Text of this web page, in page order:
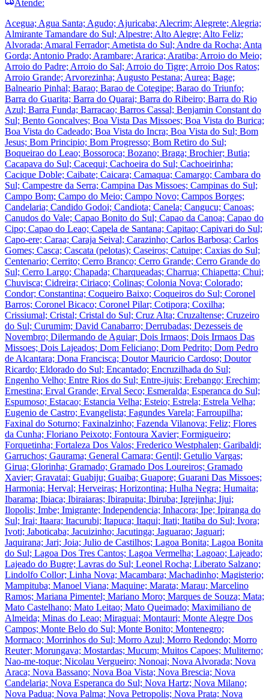
Atende:
Acegua; Agua Santa; Agudo; Ajuricaba; Alecrim; Alegrete; Alegria;
Almirante Tamandare do Sul; Alpestre; Alto Alegre; Alto Feliz;
Alvorada; Amaral Ferrador; Ametista do Sul; Andre da Rocha; Anta
Gorda; Antonio Prado; Arambare; Ararica; Aratiba; Arroio do Meio;
Arroio do Padre; Arroio do Sal; Arroio do Tigre; Arroio Dos Ratos;
Arroio Grande; Arvorezinha; Augusto Pestana; Aurea; Bage;
Balneario Pinhal; Barao; Barao de Cotegipe; Barao do Triunfo;
Barra do Guarita; Barra do Quarai; Barra do Ribeiro; Barra do Rio
Azul; Barra Funda; Barracao; Barros Cassal; Benjamin Constant do
Sul; Bento Goncalves; Boa Vista Das Missoes; Boa Vista do Burica;
Boa Vista do Cadeado; Boa Vista do Incra; Boa Vista do Sul; Bom
Jesus; Bom Principio; Bom Progresso; Bom Retiro do Sul;
Boqueirao do Leao; Bossoroca; Bozano; Braga; Brochier; Butia;
Cacapava do Sul; Cacequi; Cachoeira do Sul; Cachoeirinha;
Cacique Doble; Caibate; Caicara; Camaqua; Camargo; Cambara do
Sul; Campestre da Serra; Campina Das Missoes; Campinas do Sul;
Campo Bom; Campo do Meio; Campo Novo; Campos Borges;
Candelaria; Candido Godoi; Candiota; Canela; Cangucu; Canoas;
Canudos do Vale; Capao Bonito do Sul; Capao da Canoa; Capao do
Cipo; Capao do Leao; Capela de Santana; Capitao; Capivari do Sul;
Capo-ere; Caraa; Caraja Seival; Carazinho; Carlos Barbosa; Carlos
Gomes; Casca; Cascata (pelotas); Caseiros; Catuipe; Caxias do Sul;
Centenario; Cerrito; Cerro Branco; Cerro Grande; Cerro Grande do
Sul; Cerro Largo; Chapada; Charqueadas; Charrua; Chiapetta; Chui;
Chuvisca; Cidreira; Ciriaco; Colinas; Colonia Nova; Colorado;
Condor; Constantina; Coqueiro Baixo; Coqueiros do Sul; Coronel
Barros; Coronel Bicaco; Coronel Pilar; Cotipora; Coxilha;
Crissiumal; Cristal; Cristal do Sul; Cruz Alta; Cruzaltense; Cruzeiro
do Sul; Curumim; David Canabarro; Derrubadas; Dezesseis de
Novembro; Dilermando de Aguiar; Dois Irmaos; Dois Irmaos Das
Missoes; Dois Lajeados; Dom Feliciano; Dom Pedrito; Dom Pedro
de Alcantara; Dona Francisca; Doutor Mauricio Cardoso; Doutor
Ricardo; Eldorado do Sul; Encantado; Encruzilhada do Sul;
Engenho Velho; Entre Rios do Sul; Entre-ijuis; Erebango; Erechim;
Ernestina; Erval Grande; Erval Seco; Esmeralda; Esperanca do Sul;
Espumoso; Estacao; Estancia Velha; Esteio; Estrela; Estrela Velha;
Eugenio de Castro; Evangelista; Fagundes Varela; Farroupilha;
Faxinal do Soturno; Faxinalzinho; Fazenda Vilanova; Feliz; Flores
da Cunha; Floriano Peixoto; Fontoura Xavier; Formigueiro;
Forquetinha; Fortaleza Dos Valos; Frederico Westphalen; Garibaldi;
Garruchos; Gaurama; General Camara; Gentil; Getulio Vargas;
Girua; Glorinha; Gramado; Gramado Dos Loureiros; Gramado
Xavier; Gravatai; Guabiju; Guaiba; Guapore; Guarani Das Missoes;
Harmonia; Herval; Herveiras; Horizontina; Hulha Negra; Humaita;
Ibarama; Ibiaca; Ibiraiaras; Ibirapuita; Ibiruba; Igrejinha; Ijui;
Ilopolis; Imbe; Imigrante; Independencia; Inhacora; Ipe; Ipiranga do
Sul; Irai; Itaara; Itacurubi; Itapuca; Itaqui; Itati; Itatiba do Sul; Ivora;
Ivoti; Jaboticaba; Jacuizinho; Jacutinga; Jaguarao; Jaguari;
Jaquirana; Jari; Joia; Julio de Castilhos; Lagoa Bonita; Lagoa Bonita
do Sul; Lagoa Dos Tres Cantos; Lagoa Vermelha; Lagoao; Lajeado;
Lajeado do Bugre; Lavras do Sul; Leonel Rocha; Liberato Salzano;
Lindolfo Collor; Linha Nova; Macambara; Machadinho; Magisterio;
Mampituba; Manoel Viana; Maquine; Marata; Marau; Marcelino
Ramos; Mariana Pimentel; Mariano Moro; Marques de Souza; Mata;
Mato Castelhano; Mato Leitao; Mato Queimado; Maximiliano de
Almeida; Minas do Leao; Miraguai; Montauri; Monte Alegre Dos
Campos; Monte Belo do Sul; Monte Bonito; Montenegro;
Mormaco; Morrinhos do Sul; Morro Azul; Morro Redondo; Morro
Reuter; Morungava; Mostardas; Mucum; Muitos Capoes; Muliterno;
Nao-me-toque; Nicolau Vergueiro; Nonoai; Nova Alvorada; Nova
Araca; Nova Bassano; Nova Boa Vista; Nova Brescia; Nova
Candelaria; Nova Esperanca do Sul; Nova Hartz; Nova Milano;
Nova Padua; Nova Palma; Nova Petropolis; Nova Prata; Nova